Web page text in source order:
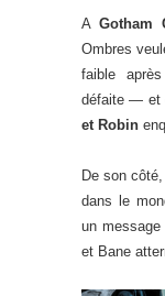
A Gotham
Ombres
faible
défaite — et
et Robin
De son côté,
dans le
un message
et Bane